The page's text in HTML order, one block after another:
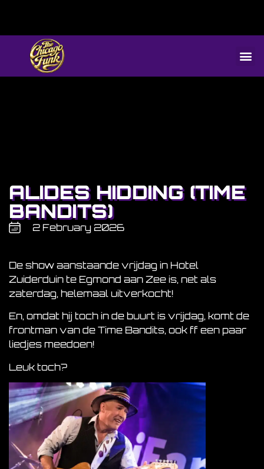
ALIDES HIDDING (TIME
BANDITS)
2 February 2026
De show aanstaande vrijdag in Hotel
Zuiderduin te Egmond aan Zee is, net als
zaterdag, helemaal uitverkocht!
En, omdat hij toch in de buurt is vrijdag, komt de
frontman van de Time Bandits, ook ff een paar
liedjes meedoen!
Leuk toch?